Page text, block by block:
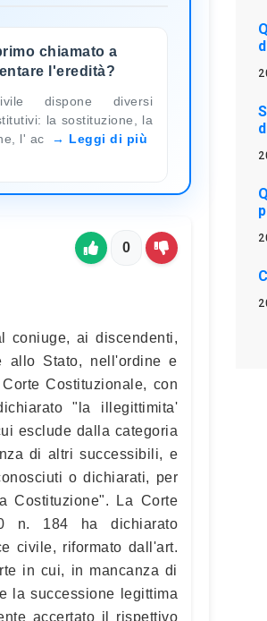
chiamato a
l'eredità?
dispone diversi
la sostituzione, la
l' ac
Leggi di più
0
coniuge, ai discendenti,
allo Stato, nell'ordine e
Costituzionale, con
"la illegittimita'
esclude dalla categoria
di altri successibili, e
o dichiarati, per
Costituzione". La Corte
n. 184 ha dichiarato
civile, riformato dall'art.
in cui, in mancanza di
la successione legittima
accertato il rispettivo